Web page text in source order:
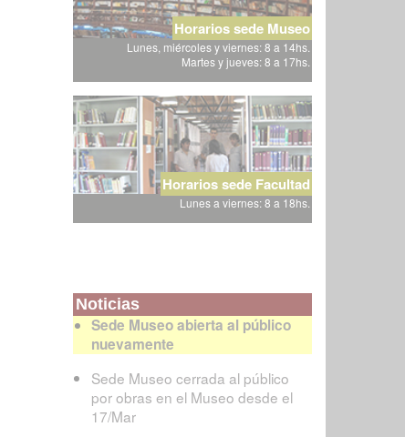
Horarios sede Museo
Lunes, miércoles y viernes: 8 a 14hs.
Martes y jueves: 8 a 17hs.
Horarios sede Facultad
Lunes a viernes: 8 a 18hs.
Noticias
Sede Museo abierta al público
nuevamente
Sede Museo cerrada al público
por obras en el Museo desde el
17/Mar